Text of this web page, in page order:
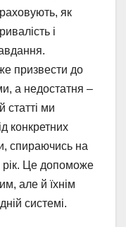
як
і
призвести до
а недостатня –
статті ми
конкретних
спираючись на
рік. Це допоможе
але й їхнім
системі.